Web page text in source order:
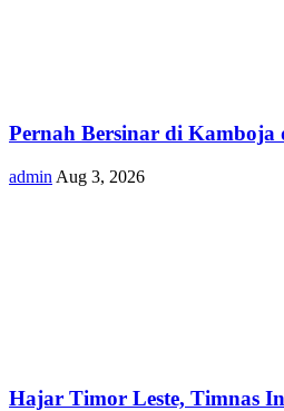
Pernah Bersinar di Kamboja
admin Aug 3, 2026
Hajar Timor Leste, Timnas